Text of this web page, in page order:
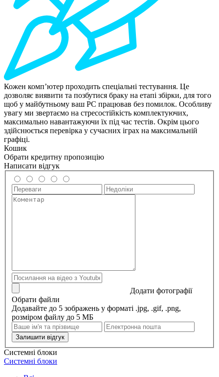
Кожен комп’ютер проходить спеціальні тестування. Це
дозволяє виявити та позбутися браку на етапі збірки, для того
щоб у майбутньому ваш РС працював без помилок. Особливу
увагу ми звертаємо на стресостійкість комплектуючих,
максимально навантажуючи їх під час тестів. Окрім цього
здійснюється перевірка у сучасних іграх на максимальній
графіці.
Кошик
Обрати кредитну пропозицію
Написати відгук
Додати фотографії
Обрати файли
Додавайте до 5 зображень у форматі .jpg, .gif, .png,
розміром файлу до 5 МБ
Залишити відгук
Системні блоки
Системні блоки